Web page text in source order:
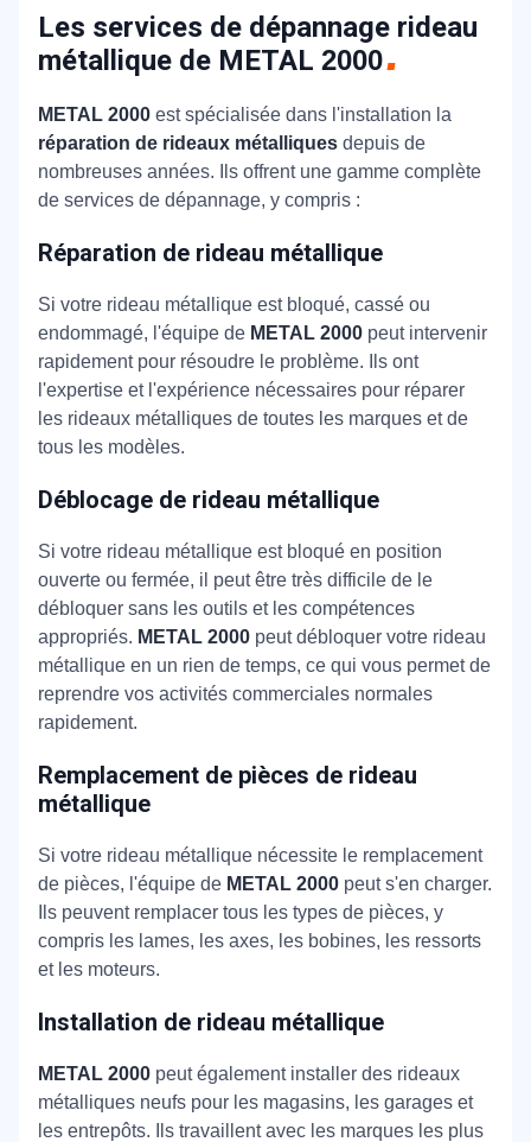
Les services de dépannage rideau
métallique de METAL 2000
METAL 2000 est spécialisée dans l'installation la
réparation de rideaux métalliques depuis de
nombreuses années. Ils offrent une gamme complète
de services de dépannage, y compris :
Réparation de rideau métallique
Si votre rideau métallique est bloqué, cassé ou
endommagé, l'équipe de METAL 2000 peut intervenir
rapidement pour résoudre le problème. Ils ont
l'expertise et l'expérience nécessaires pour réparer
les rideaux métalliques de toutes les marques et de
tous les modèles.
Déblocage de rideau métallique
Si votre rideau métallique est bloqué en position
ouverte ou fermée, il peut être très difficile de le
débloquer sans les outils et les compétences
appropriés. METAL 2000 peut débloquer votre rideau
métallique en un rien de temps, ce qui vous permet de
reprendre vos activités commerciales normales
rapidement.
Remplacement de pièces de rideau
métallique
Si votre rideau métallique nécessite le remplacement
de pièces, l'équipe de METAL 2000 peut s'en charger.
Ils peuvent remplacer tous les types de pièces, y
compris les lames, les axes, les bobines, les ressorts
et les moteurs.
Installation de rideau métallique
METAL 2000 peut également installer des rideaux
métalliques neufs pour les magasins, les garages et
les entrepôts. Ils travaillent avec les marques les plus